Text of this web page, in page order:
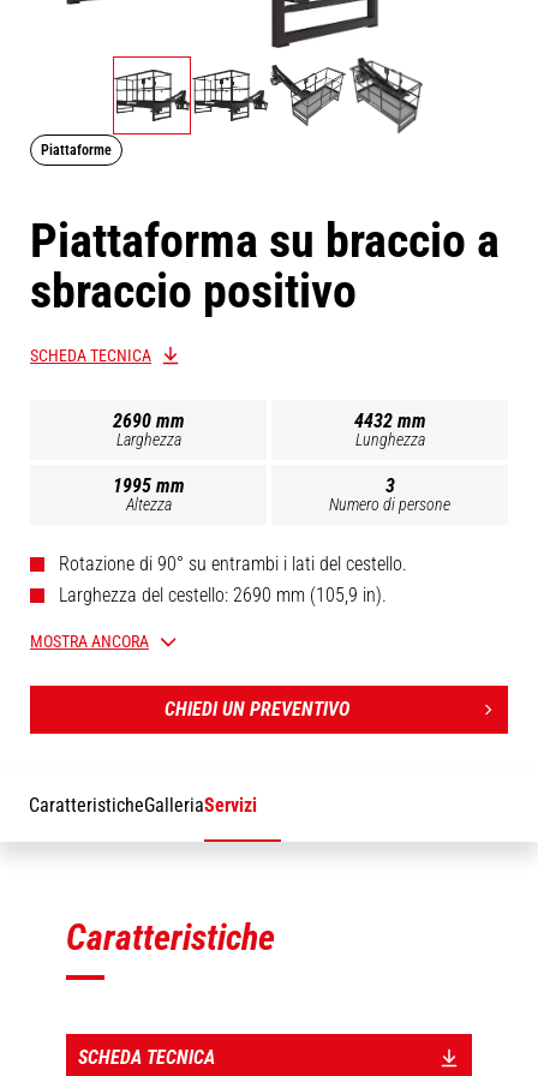
Piattaforme
Piattaforma su braccio a
sbraccio positivo
SCHEDA TECNICA
2690 mm
Larghezza
4432 mm
Lunghezza
1995 mm
Altezza
3
Numero di persone
Rotazione di 90° su entrambi i lati del cestello.
Larghezza del cestello: 2690 mm (105,9 in).
Braccio telescopico (1630 mm / 64,2 in).
MOSTRA ANCORA
CHIEDI UN PREVENTIVO
CaratteristicheGalleriaServizi
Caratteristiche
SCHEDA TECNICA